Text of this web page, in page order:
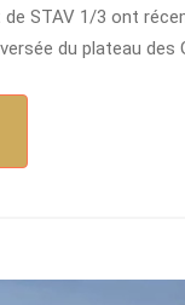
STAV 1/3 ont
du plateau